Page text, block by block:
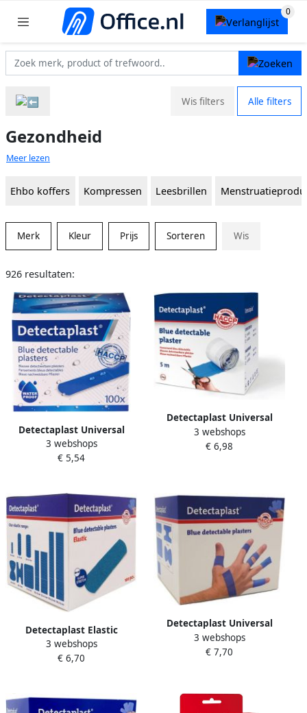
Wis filters Alle filters
Gezondheid
Meer lezen
Ehbo koffers Kompressen Leesbrillen
Merk Kleur Prijs Sorteren Wis
926 resultaten:
Detectaplast Universal
pleister ft 19 x 72 mm pak
van 100 stuks
3 webshops
€ 5,54
Detectaplast Universal
pleister ft 6 cm x 5 m op rol
3 webshops
€ 6,98
Detectaplast Elastic
textielpleister ft 19 x 72
mm pak van 100 stuks
3 webshops
€ 6,70
Detectaplast Universal
pleister assorti afmetingen
pak van 100 stuks
3 webshops
€ 7,70